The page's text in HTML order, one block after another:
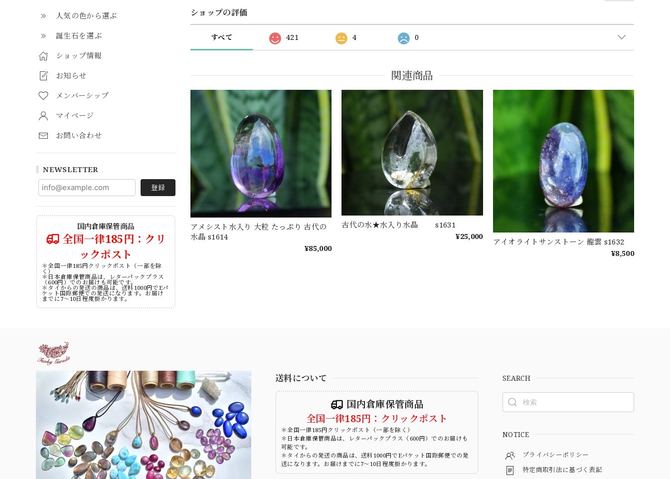
人気の色から選ぶ
誕生石を選ぶ
ショップ情報
お知らせ
メンバーシップ
マイページ
お問い合わせ
NEWSLETTER
登録
国内倉庫保管商品
全国一律185円：クリ
ックポスト
＊全国一律185円クリックポスト（一部を除
く）
＊日本倉庫保管商品は、レターパックプラス
（600円）でのお届けも可能です。
＊タイからの発送の商品は、送料1000円でEパ
ケット国際郵便での発送になります。お届け
までに7～10日程度掛かります。
ショップの評価
すべて 421 4 0
関連商品
アメシスト水入り 大粒 たっぷり 古代の
水晶 s1614
¥85,000
古代の水★水入り水晶 s1631
¥25,000
アイオライトサンストーン 龍雲 s1632
¥8,500
送料について
国内倉庫保管商品
全国一律185円：クリックポスト
＊全国一律185円クリックポスト（一部を除く）
＊日本倉庫保管商品は、レターパックプラス（600円）でのお届けも
可能です。
＊タイからの発送の商品は、送料1000円でEパケット国際郵便での発
送になります。お届けまでに7～10日程度掛かります。
SEARCH
NOTICE
プライバシーポリシー
特定商取引法に基づく表記